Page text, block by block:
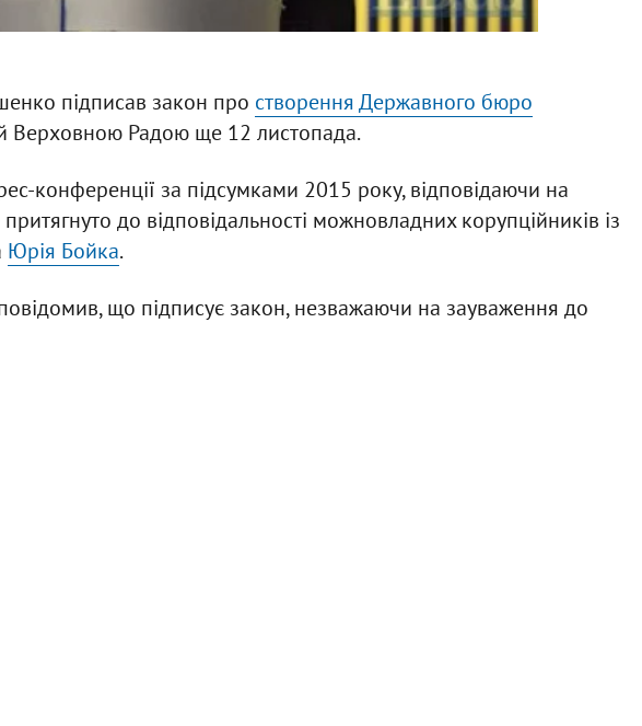
підписав закон про створення Державного бюро
Верховною Радою ще 12 листопада.
конференції за підсумками 2015 року, відповідаючи на
до відповідальності можновладних корупційників із
Юрія Бойка.
що підписує закон, незважаючи на зауваження до